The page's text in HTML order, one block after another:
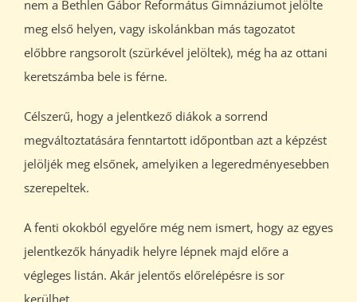
nem a Bethlen Gábor Református Gimnáziumot jelölte
meg első helyen, vagy iskolánkban más tagozatot
előbbre rangsorolt (szürkével jelöltek), még ha az ottani
keretszámba bele is férne.
Célszerű, hogy a jelentkező diákok a sorrend
megváltoztatására fenntartott időpontban azt a képzést
jelöljék meg elsőnek, amelyiken a legeredményesebben
szerepeltek.
A fenti okokból egyelőre még nem ismert, hogy az egyes
jelentkezők hányadik helyre lépnek majd előre a
végleges listán. Akár jelentős előrelépésre is sor